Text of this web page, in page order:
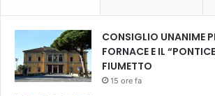
CONSIGLIO UNANIME
FORNACE E IL
FIUMETTO
15 ore fa